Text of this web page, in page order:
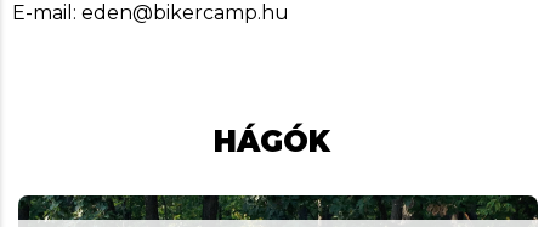
E-mail: eden@bikercamp.hu
HÁGÓK